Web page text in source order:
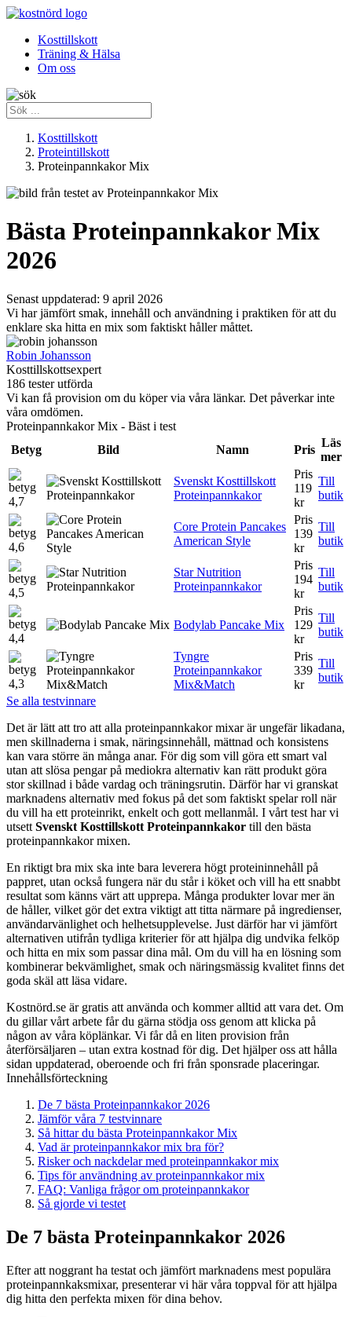
Kosttillskott
Träning & Hälsa
Om oss
Kosttillskott
Proteintillskott
Proteinpannkakor Mix
Bästa Proteinpannkakor Mix
2026
Senast uppdaterad: 9 april 2026
Vi har jämfört smak, innehåll och användning i praktiken för att du
enklare ska hitta en mix som faktiskt håller måttet.
Robin Johansson
Kosttillskottsexpert
186 tester utförda
Vi kan få provision om du köper via våra länkar. Det påverkar inte
våra omdömen.
Proteinpannkakor Mix - Bäst i test
Betyg
Bild Namn Pris
Läs
mer
4,7
Svenskt Kosttillskott
Proteinpannkakor
Pris
119
kr
Till
butik
4,6
Core Protein Pancakes
American Style
Pris
139
kr
Till
butik
4,5
Star Nutrition
Proteinpannkakor
Pris
194
kr
Till
butik
4,4
Bodylab Pancake Mix
Pris
129
kr
Till
butik
4,3
Tyngre
Proteinpannkakor
Mix&Match
Pris
339
kr
Till
butik
Se alla testvinnare
Det är lätt att tro att alla proteinpannkakor mixar är ungefär likadana,
men skillnaderna i smak, näringsinnehåll, mättnad och konsistens
kan vara större än många anar. För dig som vill göra ett smart val
utan att slösa pengar på mediokra alternativ kan rätt produkt göra
stor skillnad i både vardag och träningsrutin. Därför har vi granskat
marknadens alternativ med fokus på det som faktiskt spelar roll när
du vill ha ett proteinrikt, enkelt och gott mellanmål. I vårt test har vi
utsett Svenskt Kosttillskott Proteinpannkakor till den bästa
proteinpannkakor mixen.
En riktigt bra mix ska inte bara leverera högt proteininnehåll på
pappret, utan också fungera när du står i köket och vill ha ett snabbt
resultat som känns värt att upprepa. Många produkter lovar mer än
de håller, vilket gör det extra viktigt att titta närmare på ingredienser,
användarvänlighet och helhetsupplevelse. Just därför har vi jämfört
alternativen utifrån tydliga kriterier för att hjälpa dig undvika felköp
och hitta en mix som passar dina mål. Om du vill ha en lösning som
kombinerar bekvämlighet, smak och näringsmässig kvalitet finns det
goda skäl att läsa vidare.
Kostnörd.se är gratis att använda och kommer alltid att vara det. Om
du gillar vårt arbete får du gärna stödja oss genom att klicka på
någon av våra köplänkar. Vi får då en liten provision från
återförsäljaren – utan extra kostnad för dig. Det hjälper oss att hålla
sidan uppdaterad, oberoende och fri från sponsrade placeringar.
Innehållsförteckning
De 7 bästa Proteinpannkakor 2026
Jämför våra 7 testvinnare
Så hittar du bästa Proteinpannkakor Mix
Vad är proteinpannkakor mix bra för?
Risker och nackdelar med proteinpannkakor mix
Tips för användning av proteinpannkakor mix
FAQ: Vanliga frågor om proteinpannkakor
Så gjorde vi testet
De 7 bästa Proteinpannkakor 2026
Efter att noggrant ha testat och jämfört marknadens mest populära
proteinpannkaksmixar, presenterar vi här våra toppval för att hjälpa
dig hitta den perfekta mixen för dina behov.